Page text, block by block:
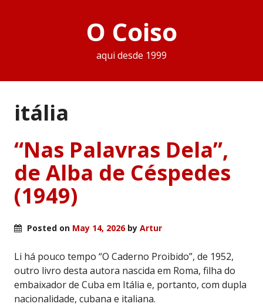
O Coiso
aqui desde 1999
itália
“Nas Palavras Dela”,
de Alba de Céspedes
(1949)
Posted on May 14, 2026by Artur
Li há pouco tempo “O Caderno Proibido”, de 1952,
outro livro desta autora nascida em Roma, filha do
embaixador de Cuba em Itália e, portanto, com dupla
nacionalidade, cubana e italiana.